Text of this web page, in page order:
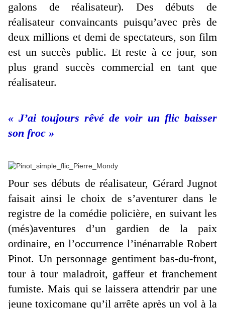
galons de réalisateur). Des débuts de
réalisateur convaincants puisqu’avec près de
deux millions et demi de spectateurs, son film
est un succès public. Et reste à ce jour, son
plus grand succès commercial en tant que
réalisateur.
« J’ai toujours rêvé de voir un flic baisser
son froc »
Pour ses débuts de réalisateur, Gérard Jugnot
faisait ainsi le choix de s’aventurer dans le
registre de la comédie policière, en suivant les
(més)aventures d’un gardien de la paix
ordinaire, en l’occurrence l’inénarrable Robert
Pinot. Un personnage gentiment bas-du-front,
tour à tour maladroit, gaffeur et franchement
fumiste. Mais qui se laissera attendrir par une
jeune toxicomane qu’il arrête après un vol à la